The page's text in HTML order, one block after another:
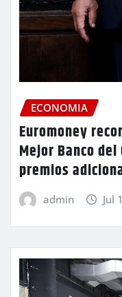
ECONOMIA
Euromoney
Mejor Banco
premios
admin Jul